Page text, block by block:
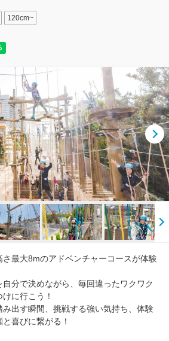
120cm~
最大8mのアドベンチャーコースが体験
分で決めながら、毎回違ったワクワク
に行こう！
出す瞬間、挑戦する強い気持ち、体験
喜びに繋がる！